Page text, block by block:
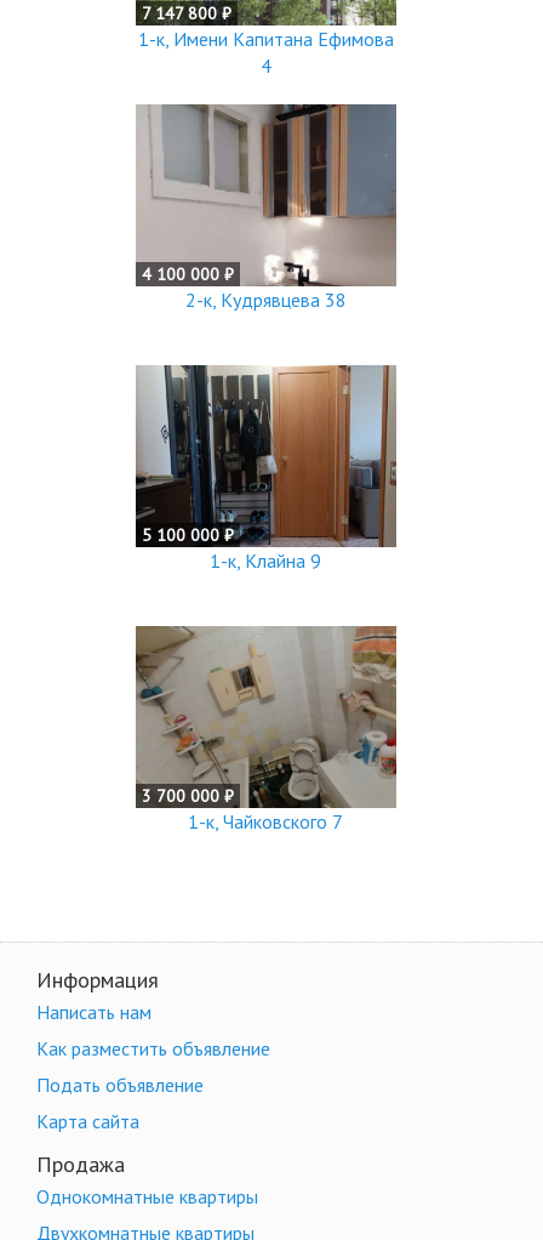
7 147 800 ₽
1-к, Имени Капитана Ефимова
4
4 100 000 ₽
2-к, Кудрявцева 38
5 100 000 ₽
1-к, Клайна 9
3 700 000 ₽
1-к, Чайковского 7
Информация
Написать нам
Как разместить объявление
Подать объявление
Карта сайта
Продажа
Однокомнатные квартиры
Двухкомнатные квартиры